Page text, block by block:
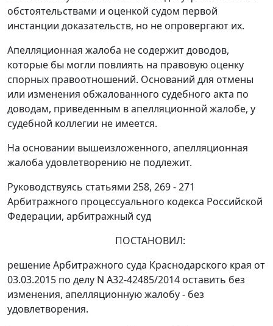
обстоятельствами и оценкой судом первой
инстанции доказательств, но не опровергают их.
Апелляционная жалоба не содержит доводов,
которые бы могли повлиять на правовую оценку
спорных правоотношений. Оснований для отмены
или изменения обжалованного судебного акта по
доводам, приведенным в апелляционной жалобе, у
судебной коллегии не имеется.
На основании вышеизложенного, апелляционная
жалоба удовлетворению не подлежит.
Руководствуясь статьями 258, 269 - 271
Арбитражного процессуального кодекса Российской
Федерации, арбитражный суд
ПОСТАНОВИЛ:
решениеАрбитражного суда Краснодарского края от
03.03.2015 по делу N А32-42485/2014 оставить без
изменения, апелляционную жалобу - без
удовлетворения.